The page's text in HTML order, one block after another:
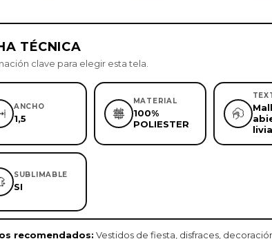
TÉCNICA
clave para elegir esta tela.
ANCHO
1,5
MATERIAL
100%
POLIESTER
SUBLIMABLE
SI
recomendados: Vestidos de fiesta, disfraces,